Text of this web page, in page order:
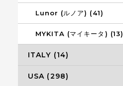
Lunor (ルノア) (41)
MYKITA (マイキータ) (13)
ITALY (14)
USA (298)